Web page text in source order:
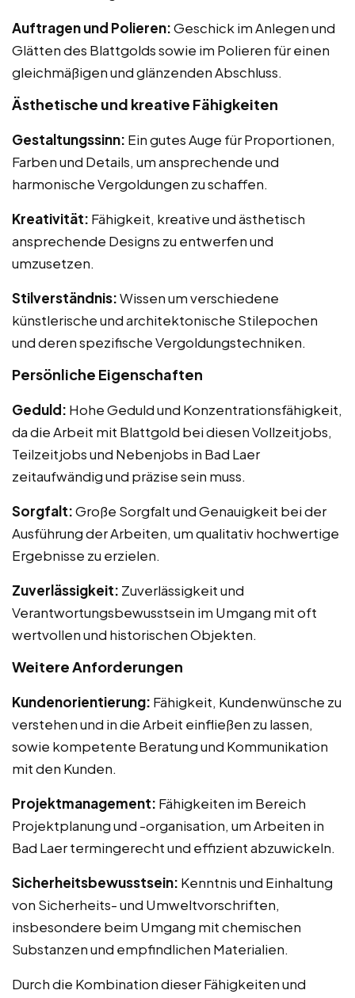
Auftragen und Polieren:Geschick im Anlegen und
Glätten des Blattgolds sowie im Polieren für einen
gleichmäßigen und glänzenden Abschluss.
Ästhetische und kreative Fähigkeiten
Gestaltungssinn: Ein gutes Auge für Proportionen,
Farben und Details, um ansprechende und
harmonische Vergoldungen zu schaffen.
Kreativität: Fähigkeit, kreative und ästhetisch
ansprechende Designs zu entwerfen und
umzusetzen.
Stilverständnis:Wissen um verschiedene
künstlerische und architektonische Stilepochen
und deren spezifische Vergoldungstechniken.
Persönliche Eigenschaften
Geduld: Hohe Geduld und Konzentrationsfähigkeit,
da die Arbeit mit Blattgold bei diesen Vollzeitjobs,
Teilzeitjobs und Nebenjobs in Bad Laer
zeitaufwändig und präzise sein muss.
Sorgfalt:Große Sorgfalt und Genauigkeit bei der
Ausführung der Arbeiten, um qualitativ hochwertige
Ergebnisse zu erzielen.
Zuverlässigkeit: Zuverlässigkeit und
Verantwortungsbewusstsein im Umgang mit oft
wertvollen und historischen Objekten.
Weitere Anforderungen
Kundenorientierung: Fähigkeit, Kundenwünsche zu
verstehen und in die Arbeit einfließen zu lassen,
sowie kompetente Beratung und Kommunikation
mit den Kunden.
Projektmanagement: Fähigkeiten im Bereich
Projektplanung und -organisation, um Arbeiten in
Bad Laer termingerecht und effizient abzuwickeln.
Sicherheitsbewusstsein: Kenntnis und Einhaltung
von Sicherheits- und Umweltvorschriften,
insbesondere beim Umgang mit chemischen
Substanzen und empfindlichen Materialien.
Durch die Kombination dieser Fähigkeiten und